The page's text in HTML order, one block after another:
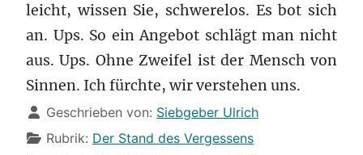
leicht, wis­sen Sie, schw­ere­los. Es bot sich
an. Ups. So ein Ange­bot schlägt man nicht
aus. Ups. Ohne Zweifel ist der Men­sch von
Sin­nen. Ich fürchte, wir ver­ste­hen uns.
Details
Geschrieben von: Siebgeber Ulrich
Rubrik: Der Stand des Vergessens